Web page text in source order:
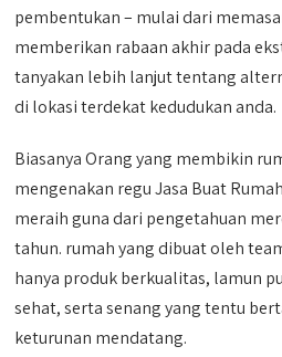
pembentukan – mulai dari
memberikan rabaan akhir pada
tanyakan lebih lanjut tentang
di lokasi terdekat kedudukan anda.
Biasanya Orang yang membikin
mengenakan regu Jasa Buat
meraih guna dari pengetahuan
tahun. rumah yang dibuat oleh
hanya produk berkualitas, lamun
sehat, serta senang yang tentu
keturunan mendatang.